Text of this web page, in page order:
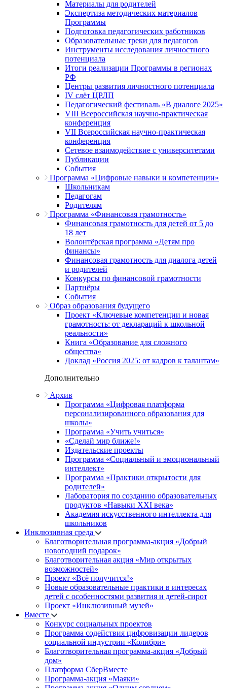
Материалы для родителей
Экспертиза методических материалов
Программы
Подготовка педагогических работников
Образовательные треки для педагогов
Инструменты исследования личностного
потенциала
Итоги реализации Программы в регионах
РФ
Центры развития личностного потенциала
IV слёт ЦРЛП
Педагогический фестиваль «В диалоге 2025»
VIII Всероссийская научно-практическая
конференция
VII Всероссийская научно-практическая
конференция
Сетевое взаимодействие с университетами
Публикации
События
Программа «Цифровые навыки и компетенции»
Школьникам
Педагогам
Родителям
Программа «Финансовая грамотность»
Финансовая грамотность для детей от 5 до
18 лет
Волонтёрская программа «Детям про
финансы»
Финансовая грамотность для диалога детей
и родителей
Конкурсы по финансовой грамотности
Партнёры
События
Образ образования будущего
Проект «Ключевые компетенции и новая
грамотность: от деклараций к школьной
реальности»
Книга «Образование для сложного
общества»
Доклад «Россия 2025: от кадров к талантам»
Дополнительно
Архив
Программа «Цифровая платформа
персонализированного образования для
школы»
Программа «Учить учиться»
«Сделай мир ближе!»
Издательские проекты
Программа «Социальный и эмоциональный
интеллект»
Программа «Практики открытости для
родителей»
Лаборатория по созданию образовательных
продуктов «Навыки XXI века»
Академия искусственного интеллекта для
школьников
Инклюзивная среда
Благотворительная программа-акция «Добрый
новогодний подарок»
Благотворительная акция «Мир открытых
возможностей»
Проект «Всё получится!»
Новые образовательные практики в интересах
детей с особенностями развития и детей-сирот
Проект «Инклюзивный музей»
Вместе
Конкурс социальных проектов
Программа содействия цифровизации лидеров
социальной индустрии «Колибри»
Благотворительная программа-акция «Добрый
дом»
Платформа СберВместе
Программа-акция «Маяки»